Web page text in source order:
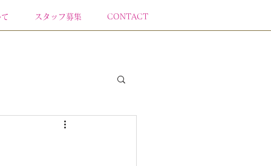
スタッフ募集 CONTACT